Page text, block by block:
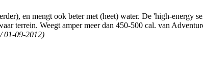
en mengt ook beter met (heet) water. De 'high-energy
terrein. Weegt amper meer dan 450-500 cal. van
01-09-2012)